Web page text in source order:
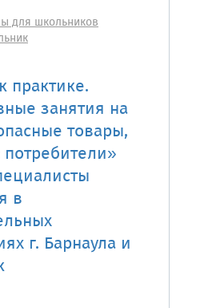
для школьников
практике.
занятия на
товары,
в
г. Барнаула и